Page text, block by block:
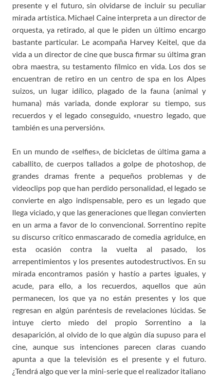
presente y el futuro, sin olvidarse de incluir su peculiar
mirada artística. Michael Caine interpreta a un director de
orquesta, ya retirado, al que le piden un último encargo
bastante particular. Le acompaña Harvey Keitel, que da
vida a un director de cine que busca firmar su última gran
obra maestra, su testamento fílmico en vida. Los dos se
encuentran de retiro en un centro de spa en los Alpes
suizos, un lugar idílico, plagado de la fauna (animal y
humana) más variada, donde explorar su tiempo, sus
recuerdos y el legado conseguido, «nuestro legado, que
también es una perversión».
En un mundo de «selfies», de bicicletas de última gama a
caballito, de cuerpos tallados a golpe de photoshop, de
grandes dramas frente a pequeños problemas y de
videoclips pop que han perdido personalidad, el legado se
convierte en algo indispensable, pero es un legado que
llega viciado, y que las generaciones que llegan convierten
en un arma a favor de lo convencional. Sorrentino repite
su discurso crítico enmascarado de comedia agridulce, en
esta ocasión contra la vuelta al pasado, los
arrepentimientos y los presentes autodestructivos. En su
mirada encontramos pasión y hastío a partes iguales, y
acude, para ello, a los recuerdos, aquellos que aún
permanecen, los que ya no están presentes y los que
regresan en algún paréntesis de revelaciones lúcidas. Se
intuye cierto miedo del propio Sorrentino a la
desaparición, al olvido de lo que algún día supuso para el
cine, aunque sus intenciones parecen claras cuando
apunta a que la televisión es el presente y el futuro.
¿Tendrá algo que ver la mini-serie que el realizador italiano